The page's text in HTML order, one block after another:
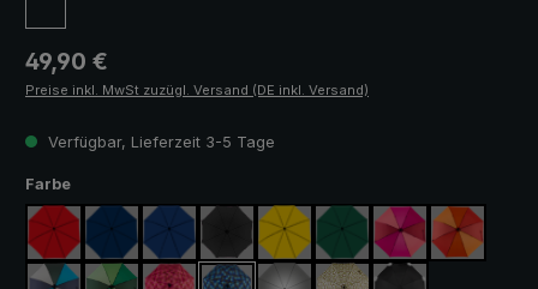
Regulärer Preis:
49,90 €
Preise inkl. MwSt zuzügl. Versand (DE inkl. Versand)
Verfügbar, Lieferzeit 3-5 Tage
Farbeauswählen
rot marineblaukönigsblauschwarzgelb dunkelgrünpink / rot / weinrot
orange /